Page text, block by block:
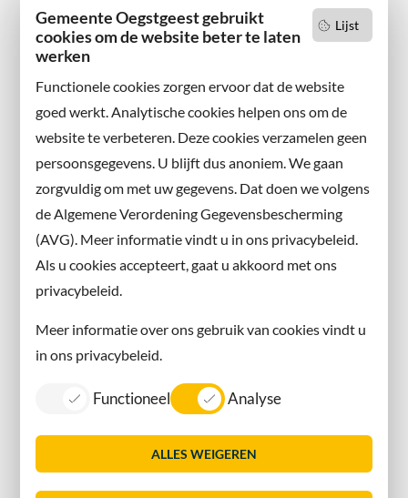
Lijst
Gemeente Oegstgeest gebruikt
cookies om de website beter te laten
werken
Functionele cookies zorgen ervoor dat de website
goed werkt. Analytische cookies helpen ons om de
website te verbeteren. Deze cookies verzamelen geen
persoonsgegevens. U blijft dus anoniem. We gaan
zorgvuldig om met uw gegevens. Dat doen we volgens
de Algemene Verordening Gegevensbescherming
(AVG). Meer informatie vindt u in ons privacybeleid.
Als u cookies accepteert, gaat u akkoord met ons
privacybeleid.
Meer informatie over ons gebruik van cookies vindt u
in ons privacybeleid.
Functioneel Analyse
ALLES WEIGEREN
2342 AN Oegstgeest
Wilt u niets missen?
en volg ons ook op sociale media.
Facebook
X
Instagram
Contact met de gemeente
Contact
Information in English
Sitemap
Toegankelijkheid